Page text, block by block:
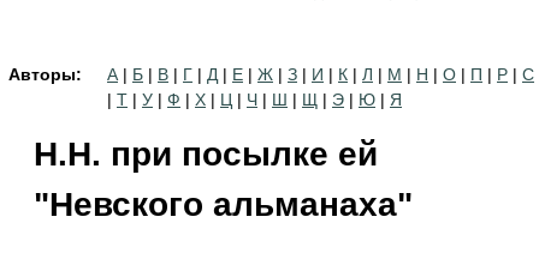
Авторы: А | Б | В | Г | Д | Е | Ж | З | И | К | Л | М | Н | О | П | Р | С
| Т | У | Ф | Х | Ц | Ч | Ш | Щ | Э | Ю | Я
Н.Н. при посылке ей
"Невского альманаха"